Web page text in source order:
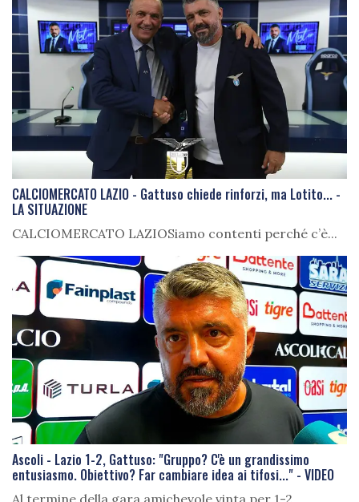
CALCIOMERCATO LAZIO - Gattuso chiede rinforzi, ma Lotito... -
LA SITUAZIONE
CALCIOMERCATO LAZIOSiamo contenti perché c’è...
Ascoli - Lazio 1-2, Gattuso: "Gruppo? C'è un grandissimo
entusiasmo. Obiettivo? Far cambiare idea ai tifosi..." - VIDEO